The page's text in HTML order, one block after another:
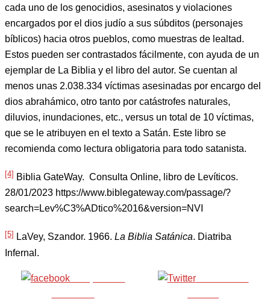
cada uno de los genocidios, asesinatos y violaciones
encargados por el dios judío a sus súbditos (personajes
bíblicos) hacia otros pueblos, como muestras de lealtad.
Estos pueden ser contrastados fácilmente, con ayuda de un
ejemplar de La Biblia y el libro del autor. Se cuentan al
menos unas 2.038.334 víctimas asesinadas por encargo del
dios abrahámico, otro tanto por catástrofes naturales,
diluvios, inundaciones, etc., versus un total de 10 víctimas,
que se le atribuyen en el texto a Satán. Este libro se
recomienda como lectura obligatoria para todo satanista.
[4] Biblia GateWay. Consulta Online, libro de Levíticos.
28/01/2023 https://www.biblegateway.com/passage/?
search=Lev%C3%ADtico%2016&version=NVI
[5] LaVey, Szandor. 1966. La Biblia Satánica. Diatriba
Infernal.
Comparte en
Publica este